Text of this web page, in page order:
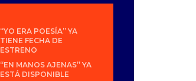
“YO ERA POESÍA” YA
TIENE FECHA DE
ESTRENO
“EN MANOS AJENAS” YA
ESTÁ DISPONIBLE